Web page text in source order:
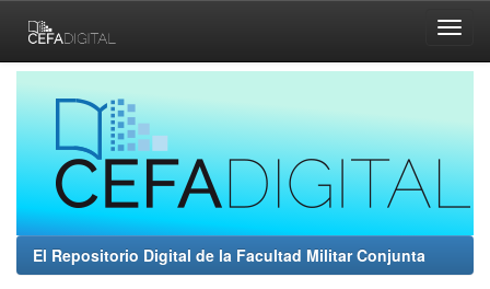
navigation
El Repositorio Digital de la Facultad Militar Conjunta